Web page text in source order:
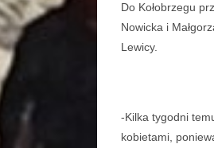
Do Kołobrzegu
Nowicka i
Lewicy.
-Kilka tygodni
kobietami,